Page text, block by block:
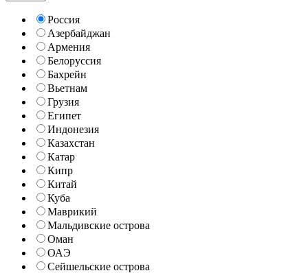
Россия
Азербайджан
Армения
Белоруссия
Бахрейн
Вьетнам
Грузия
Египет
Индонезия
Казахстан
Катар
Кипр
Китай
Куба
Маврикий
Мальдивские острова
Оман
ОАЭ
Сейшельские острова